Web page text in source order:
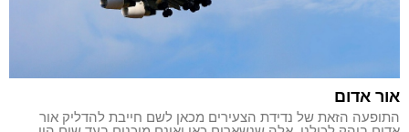
אור אדום
התופעה הזאת של נדידת הצעירים מכאן לשם חייבת להדליק אור